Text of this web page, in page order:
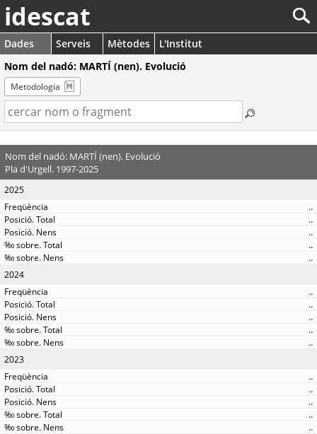
idescat
Dades Serveis Mètodes
L'Institut
Nom del nadó: MARTÍ (nen). Evolució
Metodologia
Nom del nadó: MARTÍ (nen). Evolució
Pla d'Urgell. 1997-2025
2025
..
..
..
..
..
2024
..
..
..
..
..
2023
..
..
..
..
..